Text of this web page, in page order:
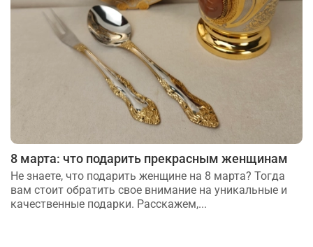
8 марта: что подарить прекрасным женщинам
Не знаете, что подарить женщине на 8 марта? Тогда
вам стоит обратить свое внимание на уникальные и
качественные подарки. Расскажем,...